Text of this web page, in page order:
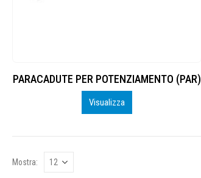
PARACADUTE PER POTENZIAMENTO (PAR)
Visualizza
Mostra: